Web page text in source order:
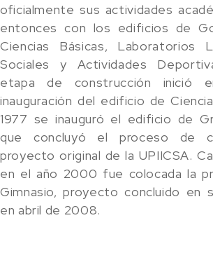
oficialmente sus actividades
entonces con los edificios de
Ciencias Básicas, Laboratorios
Sociales y Actividades
etapa de construcción inició
inauguración del edificio de
1977 se inauguró el edificio de
que concluyó el proceso de
proyecto original de la UPIICSA.
en el año 2000 fue colocada la
Gimnasio, proyecto concluido en
en abril de 2008.